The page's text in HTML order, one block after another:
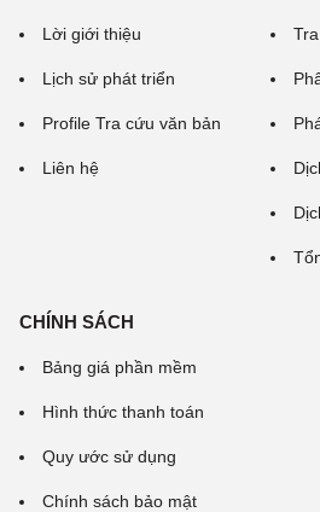
Lời giới thiệu
Lịch sử phát triển
Profile Tra cứu văn bản
Liên hệ
CHÍNH SÁCH
Bảng giá phần mềm
Hình thức thanh toán
Quy ước sử dụng
Chính sách bảo mật